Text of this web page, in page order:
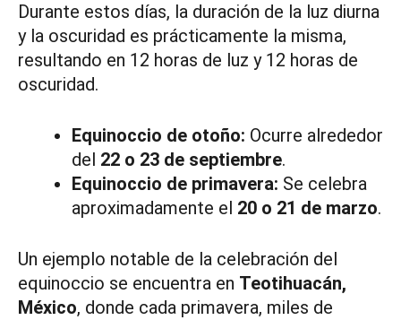
Durante estos días, la duración de la luz diurna
y la oscuridad es prácticamente la misma,
resultando en 12 horas de luz y 12 horas de
oscuridad.
Equinoccio de otoño: Ocurre alrededor
del 22 o 23 de septiembre.
Equinoccio de primavera: Se celebra
aproximadamente el 20 o 21 de marzo.
Un ejemplo notable de la celebración del
equinoccio se encuentra en Teotihuacán,
México, donde cada primavera, miles de